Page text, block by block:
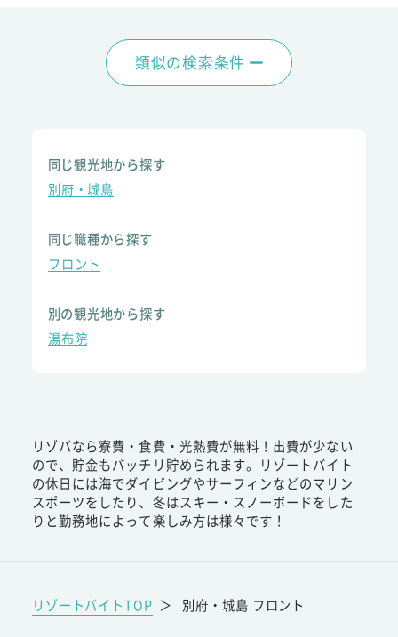
類似の検索条件
同じ観光地から探す
別府・城島
同じ職種から探す
フロント
別の観光地から探す
湯布院
リゾバなら寮費・食費・光熱費が無料！出費が少ない
ので、貯金もバッチリ貯められます。リゾートバイト
の休日には海でダイビングやサーフィンなどのマリン
スポーツをしたり、冬はスキー・スノーボードをした
りと勤務地によって楽しみ方は様々です！
リゾートバイトTOP ＞ 別府・城島 フロント